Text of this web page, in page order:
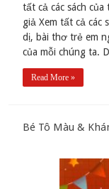
tất cả các sách
giả Xem tất cả các
dị, bài thơ trẻ em
của mỗi chúng ta.
Read More »
Bé Tô Màu &